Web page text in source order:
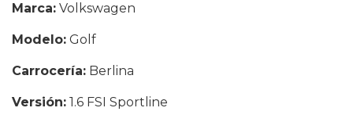
Marca: Volkswagen
Modelo: Golf
Carrocería: Berlina
Versión: 1.6 FSI Sportline